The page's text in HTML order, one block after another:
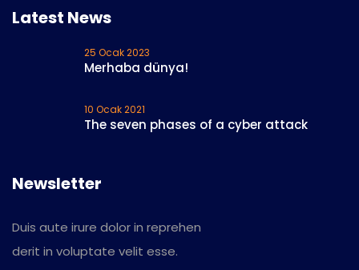
Latest News
25 Ocak 2023
Merhaba dünya!
10 Ocak 2021
The seven phases of a cyber attack
Newsletter
Duis aute irure dolor in reprehen
derit in voluptate velit esse.